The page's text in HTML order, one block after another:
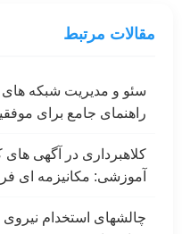
مقالات مرتبط
سئو و مدیریت شبکه های
راهنمای جامع برای
کلاهبرداری در آگهی های
آموزشی: مکانیزمه ای
چالشهای استخدام